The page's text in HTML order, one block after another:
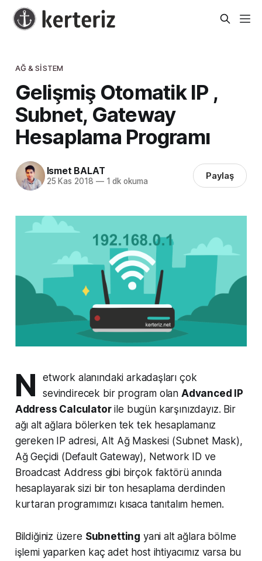
AĞ & SISTEM
Gelişmiş Otomatik IP ,
Subnet, Gateway
Hesaplama Programı
Ismet BALAT
25 Kas 2018 —1 dk okuma Paylaş
N
etwork alanındaki arkadaşları çok
sevindirecek bir program olan Advanced IP
Address Calculatorile bugün karşınızdayız. Bir
ağı alt ağlara bölerken tek tek hesaplamanız
gereken IP adresi, Alt Ağ Maskesi (Subnet Mask),
Ağ Geçidi (Default Gateway), Network ID ve
Broadcast Address gibi birçok faktörü anında
hesaplayarak sizi bir ton hesaplama derdinden
kurtaran programımızı kısaca tanıtalım hemen.
Bildiğiniz üzere Subnetting yani alt ağlara bölme
işlemi yaparken kaç adet host ihtiyacımız varsa bu